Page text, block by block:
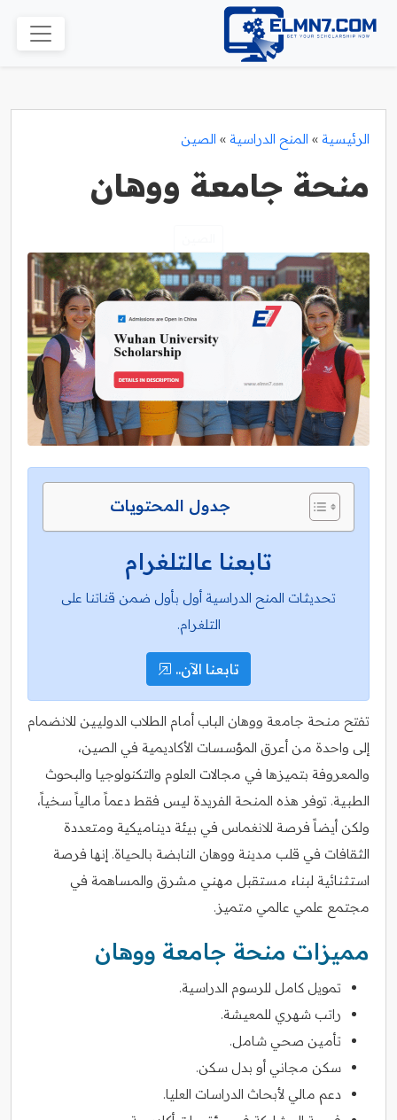
الرئيسية » المنح الدراسية » الصين
منحة جامعة ووهان
جدول المحتويات
تابعنا عالتلغرام
تحديثات المنح الدراسية أول بأول ضمن قناتنا على
التلغرام.
تابعنا الآن..
تفتح منحة جامعة ووهان الباب أمام الطلاب الدوليين للانضمام
إلى واحدة من أعرق المؤسسات الأكاديمية في الصين،
والمعروفة بتميزها في مجالات العلوم والتكنولوجيا والبحوث
الطبية. توفر هذه المنحة الفريدة ليس فقط دعماً مالياً سخياً،
ولكن أيضاً فرصة للانغماس في بيئة ديناميكية ومتعددة
الثقافات في قلب مدينة ووهان النابضة بالحياة. إنها فرصة
استثنائية لبناء مستقبل مهني مشرق والمساهمة في
مجتمع علمي عالمي متميز.
مميزات منحة جامعة ووهان
تمويل كامل للرسوم الدراسية.
راتب شهري للمعيشة.
تأمين صحي شامل.
سكن مجاني أو بدل سكن.
دعم مالي لأبحاث الدراسات العليا.